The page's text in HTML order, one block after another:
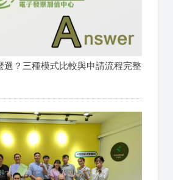
選？三種模式比較與申請流程完整